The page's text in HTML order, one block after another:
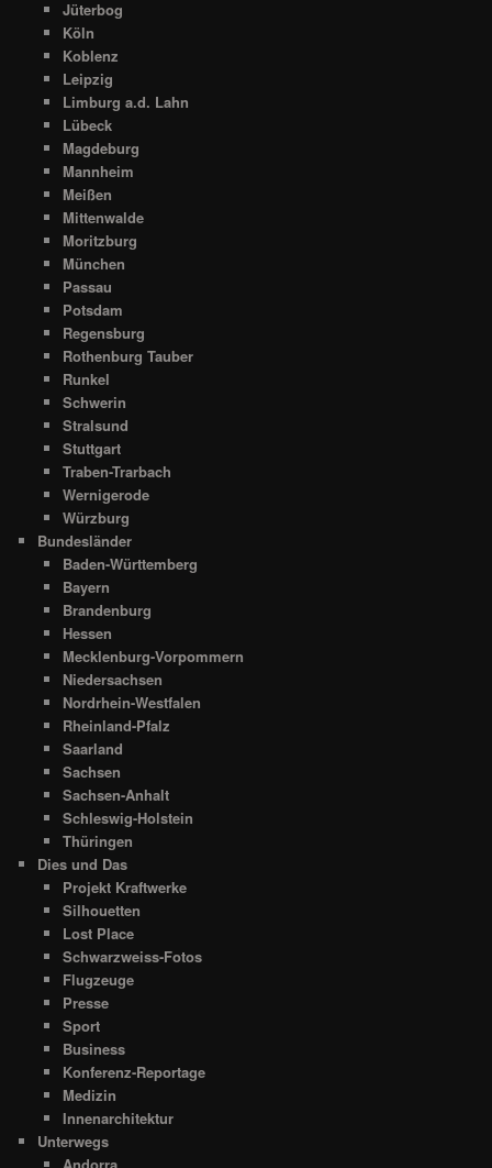
Jüterbog
Köln
Koblenz
Leipzig
Limburg a.d. Lahn
Lübeck
Magdeburg
Mannheim
Meißen
Mittenwalde
Moritzburg
München
Passau
Potsdam
Regensburg
Rothenburg Tauber
Runkel
Schwerin
Stralsund
Stuttgart
Traben-Trarbach
Wernigerode
Würzburg
Bundesländer
Baden-Württemberg
Bayern
Brandenburg
Hessen
Mecklenburg-Vorpommern
Niedersachsen
Nordrhein-Westfalen
Rheinland-Pfalz
Saarland
Sachsen
Sachsen-Anhalt
Schleswig-Holstein
Thüringen
Dies und Das
Projekt Kraftwerke
Silhouetten
Lost Place
Schwarzweiss-Fotos
Flugzeuge
Presse
Sport
Business
Konferenz-Reportage
Medizin
Innenarchitektur
Unterwegs